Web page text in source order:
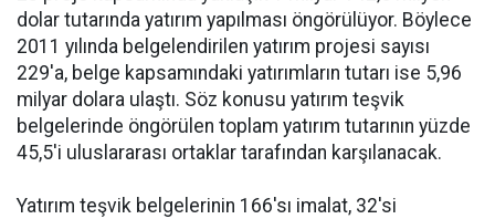
dolar tutarında yatırım yapılması öngörülüyor. Böylece
2011 yılında belgelendirilen yatırım projesi sayısı
229'a, belge kapsamındaki yatırımların tutarı ise 5,96
milyar dolara ulaştı. Söz konusu yatırım teşvik
belgelerinde öngörülen toplam yatırım tutarının yüzde
45,5'i uluslararası ortaklar tarafından karşılanacak.
Yatırım teşvik belgelerinin 166'sı imalat, 32'si